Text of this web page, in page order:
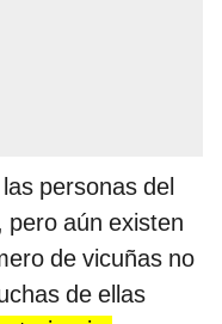
personas del
pero aún existen
de vicuñas no
de ellas